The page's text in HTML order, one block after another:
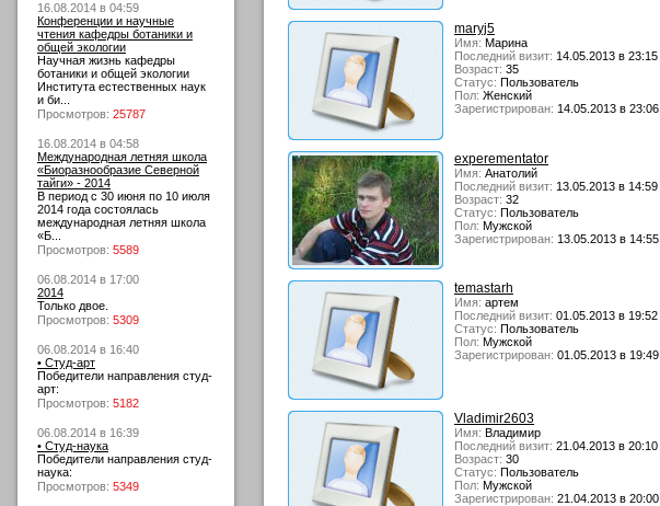
16.08.2014 в 04:59
Конференции и научные
чтения кафедры ботаники и
общей экологии
Научная жизнь кафедры
ботаники и общей экологии
Института естественных наук
и би...
Просмотров: 25787
16.08.2014 в 04:58
Международная летняя школа
«Биоразнообразие Северной
тайги» - 2014
В период с 30 июня по 10 июля
2014 года состоялась
международная летняя школа
«Б...
Просмотров: 5589
06.08.2014 в 17:00
2014
Только двое.
Просмотров: 5309
06.08.2014 в 16:40
• Студ-арт
Победители направления студ-
арт:
Просмотров: 5182
06.08.2014 в 16:39
• Студ-наука
Победители направления студ-
наука:
Просмотров: 5349
maryj5
Имя: Марина
Последний визит: 14.05.2013 в 23:15
Возраст: 35
Статус: Пользователь
Пол: Женский
Зарегистрирован: 14.05.2013 в 23:06
experementator
Имя: Анатолий
Последний визит: 13.05.2013 в 14:59
Возраст: 32
Статус: Пользователь
Пол: Мужской
Зарегистрирован: 13.05.2013 в 14:55
temastarh
Имя: артем
Последний визит: 01.05.2013 в 19:52
Статус: Пользователь
Пол: Мужской
Зарегистрирован: 01.05.2013 в 19:49
Vladimir2603
Имя: Владимир
Последний визит: 21.04.2013 в 20:10
Возраст: 30
Статус: Пользователь
Пол: Мужской
Зарегистрирован: 21.04.2013 в 20:00